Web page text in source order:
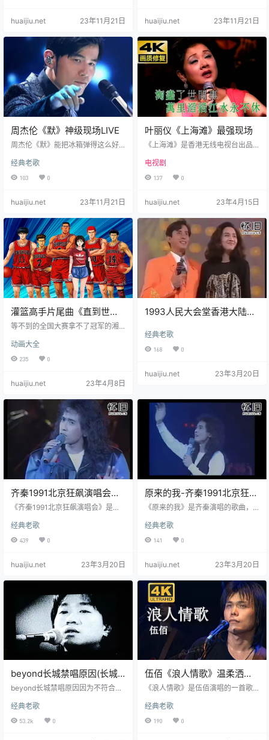
再度为电影创作插曲。于2005年6
发行，最早收录在周杰伦2005年8
月在日本发行的精选集《Initial J》
中 ，后收录在周杰伦2005年11月1
日发行的专辑《11月的萧邦》中…
huaijiu.net 23年11月21日
《不能说的秘密》原声带专辑中。2
台湾电影金马奖最佳电影原创歌曲
奖。2008年1月13日，第二届无线
音乐颁奖盛典无线音乐首发劲爆金
曲奖。 周杰伦在编导电影时，在脑
海中早就进行了主题…
huaijiu.net 23年11月21日
周杰伦《默》神级现场LIVE
周杰伦《默》能把冰箱弹得这么好
的默太好听了，那时候QQ音乐上杰
伦版《默》的点击量远超另外三位
目合并到了一起。还有，听说当时
伦第一次当这节目的导师，台下的
粉丝观众过于激动 一直尖叫[喜极而
泣]导致收音不清楚只能重录。
《默》是那英演唱的歌曲，亦是电
影《何以笙箫默》主题曲，由尹约…
经典老歌
103 0
huaijiu.net 23年11月21日
叶丽仪《上海滩》最强现场
《上海滩》是香港无线电视台出品
导，周润发、赵雅芝、吕良伟等主
演。该剧以民国年间的上海为背
事。该剧于1980年在香港无线电视
出。1990年，香港无线电视举办“八
十年代十大电视剧集”评选，《上海
滩》名列第一位。 《上海滩》是叶
丽仪演唱的一首歌曲，由顾嘉辉作
曲，黄霑填词，收录于叶丽仪…
电视剧
137 0
huaijiu.net 23年4月15日
灌篮高手片尾曲《直到世界
的尽头》核爆现场
等不到的全国大赛拿不了冠军的湘
没有进入NBA那些留不住的，不才
是青春吗
动画大全
235 0
huaijiu.net 23年4月8日
1993人民大会堂香港大陆群
经典老歌
168 0
huaijiu.net 23年3月20日
齐秦1991北京狂飙演唱会
【高清修复】
《齐秦1991北京狂飙演唱会》是华
馆举办的四面台演唱会，并连开三
场。是华语乐坛最经典的演唱会之
一，创造了一座不可逾越的巅峰现
垭口04.自己的心情自己感受05.外
祭13.答案 - 齐豫14.橄榄树 - 齐豫1
5.STORY - 齐豫1…
经典老歌
439 0
huaijiu.net 23年3月20日
原来的我-齐秦1991北京狂飙
演唱会歌曲
《原来的我》是齐秦演唱的歌曲，
《狼的专辑》专辑中。齐秦《原来
的我》1991北京狂飙演唱会，感谢
齐秦在颜值，声线巅峰期为歌迷们
宴的音乐会，让其成为一生珍藏的
觉到自己被冷落给我一段时间没有
人曾经爱过再一次体会寂寞曾经爱
过却要分手为何相爱不能相守到底
为什么早知如此何必开始欢笑以后
代价就是冷漠既然说过深深爱我…
经典老歌
141 0
huaijiu.net 23年3月20日
beyond长城禁唱原因(长城
为什么是禁曲)
beyond长城禁唱原因因为不符合现
解传播的本意，所以各个音乐平台
下架了。 该歌曲发表于1992年，收
经典老歌
53.2k 0
伍佰《浪人情歌》温柔洒脱
的男人
《浪人情歌》是伍佰演唱的一首歌
na Blue编曲、制作，收录于伍佰19
94年12月16日发行的同名专辑《浪
经典老歌
190 0